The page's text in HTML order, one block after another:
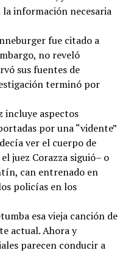
información necesaria
fue citado a
no reveló
sus fuentes de
terminó por
incluye aspectos
por una “vidente”
ver el cuerpo de
juez Corazza siguió– o
can entrenado en
policías en los
esa vieja canción de
actual. Ahora y
parecen conducir a